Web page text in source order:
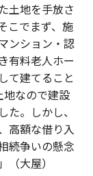
土地を手放さ
こでまず、施
ンション・認
有料老人ホー
て建てること
なので建設
。しかし、
高額な借り入
続争いの懸念
大屋）